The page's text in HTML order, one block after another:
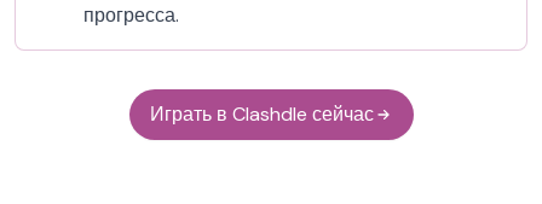
прогресса.
Играть в Clashdle сейчас